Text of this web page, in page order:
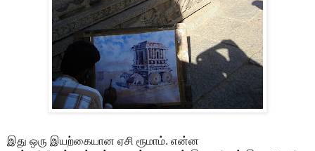
இது ஒரு இயற்கையான ஏசி ரூமாம். என்ன